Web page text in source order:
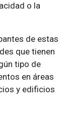
o la
de estas
que tienen
tipo de
en áreas
y edificios